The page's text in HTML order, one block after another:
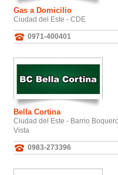
Gas a Domicilio
Ciudad del Este - CDE
0971-400401
Bella Cortina
Ciudad del Este - Barrio
Vista
0983-273396